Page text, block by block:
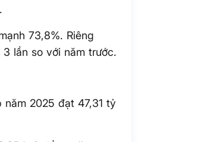
73,8%. Riêng
lần so với năm trước.
năm 2025 đạt 47,31 tỷ